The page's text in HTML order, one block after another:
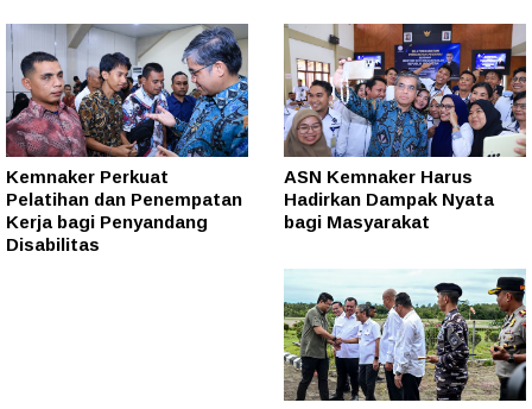
Kemnaker Perkuat
Pelatihan dan Penempatan
Kerja bagi Penyandang
Disabilitas
ASN Kemnaker Harus
Hadirkan Dampak Nyata
bagi Masyarakat